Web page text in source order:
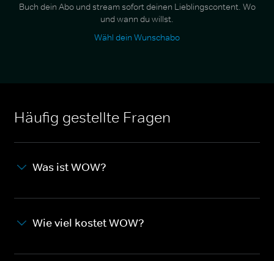
Buch dein Abo und stream sofort deinen Lieblingscontent. Wo
und wann du willst.
Wähl dein Wunschabo
Häufig gestellte Fragen
Was ist WOW?
Wie viel kostet WOW?